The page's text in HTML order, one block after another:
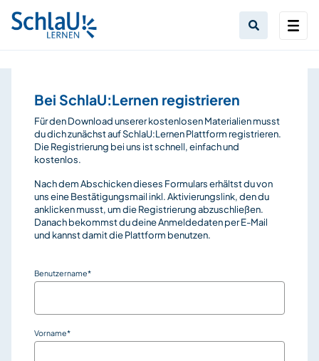
Bei SchlaU:Lernen registrieren
Für den Download unserer kostenlosen Materialien musst
du dich zunächst auf SchlaU:Lernen Plattform registrieren.
Die Registrierung bei uns ist schnell, einfach und
kostenlos.
Nach dem Abschicken dieses Formulars erhältst du von
uns eine Bestätigungsmail inkl. Aktivierungslink, den du
anklicken musst, um die Registrierung abzuschließen.
Danach bekommst du deine Anmeldedaten per E-Mail
und kannst damit die Plattform benutzen.
Benutzername*
Vorname*